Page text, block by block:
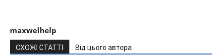
maxwelhelp
СХОЖІ СТАТТІ Від цього автора